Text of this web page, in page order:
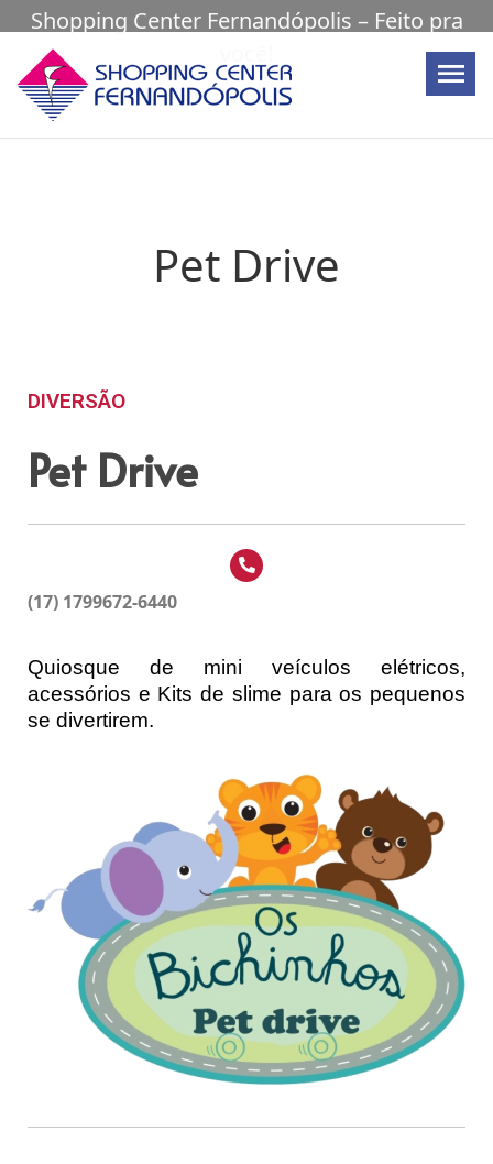
Shopping Center Fernandópolis – Feito pra
Pet Drive
DIVERSÃO
Pet Drive
(17) 1799672-6440
Quiosque de mini veículos elétricos,
acessórios e Kits de slime para os pequenos
se divertirem.